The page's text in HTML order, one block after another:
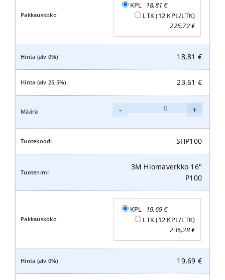
KPL 18,81€
LTK (12 KPL/LTK)
225,72€
18,81 €
23,61 €
-
16"
+
SHP100
3M Hiomaverkko 16"
P100
KPL 19,69€
LTK (12 KPL/LTK)
236,28€
19,69 €